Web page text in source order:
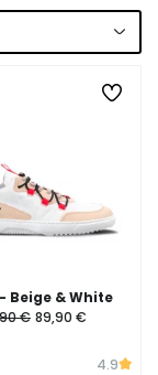
Beige & White
€ 89,90 €
4.9